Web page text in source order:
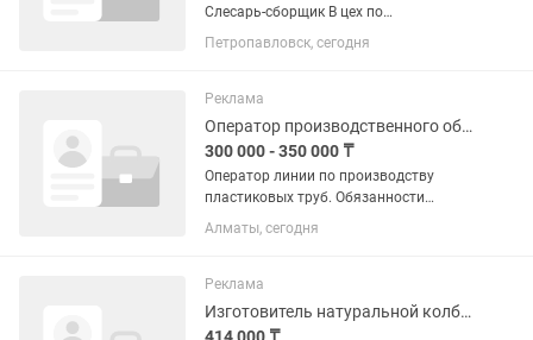
Слесарь-сборщик В цех по
изготовлению сельскохозяйственных
запчастей требуется работник.
запчастей — Клепка цепей — Резка...
Петропавловск, сегодня
Реклама
Оператор производственного оборудования
300 000 - 350 000 ₸
Оператор линии по производству
пластиковых труб. Обязанности
работника. Что должен знать
оператор: Оператор запускает и
Настраивать технику. Оператор задает
скорость,...
Алматы, сегодня
Реклама
Изготовитель натуральной колбасной оболочки